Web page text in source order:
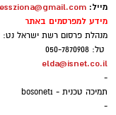
מייל:
מידע למפרסמים באתר
מנהלת פרסום רשת ישראל נט:
טל: 050-7870908
elda@isnet.co.il
-
תמיכה טכנית - bosonet1
-